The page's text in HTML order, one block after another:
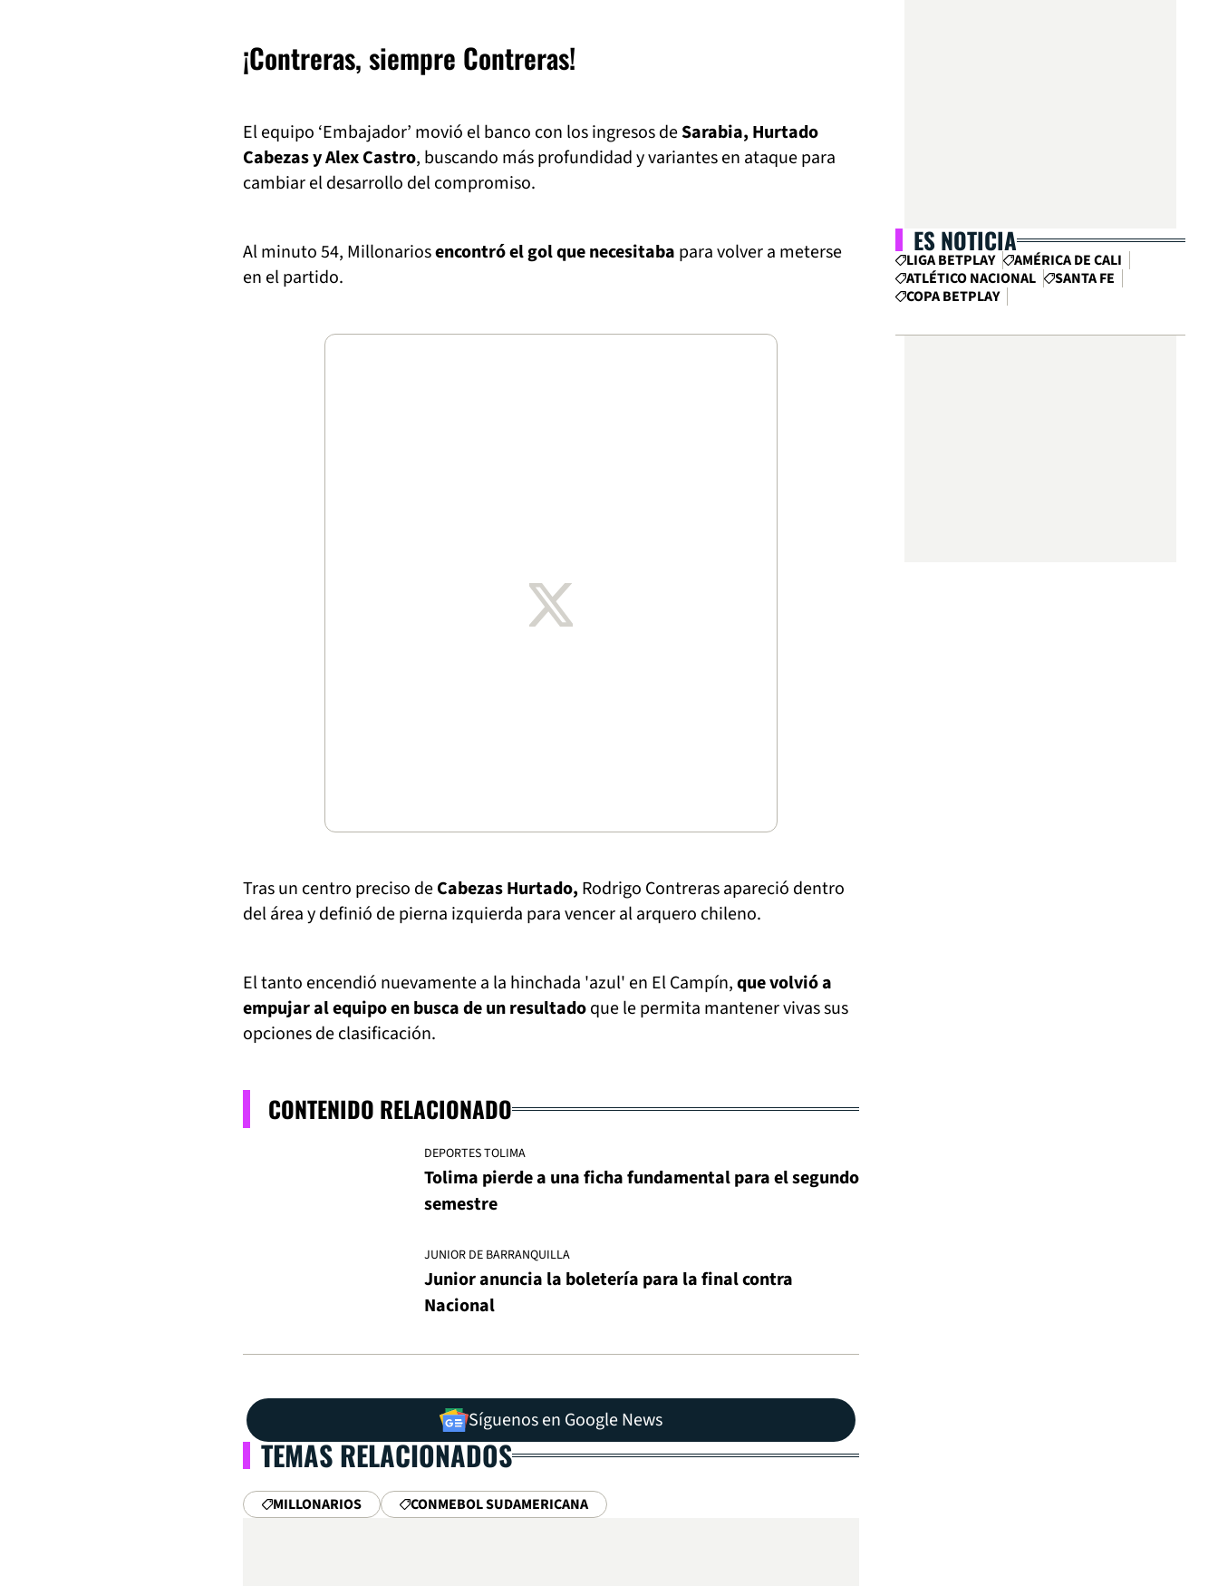
¡Contreras, siempre Contreras!
El equipo ‘Embajador’ movió el banco con los ingresos deSarabia, Hurtado
Cabezas y Alex Castro, buscando más profundidad y variantes en ataque para
cambiar el desarrollo del compromiso.
Al minuto 54, Millonariosencontró el gol que necesitaba para volver a meterse
en el partido.
Tras un centro preciso deCabezas Hurtado, Rodrigo Contreras apareció dentro
del área y definió de pierna izquierda para vencer al arquero chileno.
El tanto encendió nuevamente a la hinchada 'azul' en El Campín,que volvió a
empujar al equipo en busca de un resultadoque le permita mantener vivas sus
opciones de clasificación.
CONTENIDO RELACIONADO
DEPORTES TOLIMA
Tolima pierde a una ficha fundamental para el segundo
semestre
JUNIOR DE BARRANQUILLA
Junior anuncia la boletería para la final contra
Nacional
Síguenos en Google News
TEMAS RELACIONADOS
MILLONARIOS CONMEBOL SUDAMERICANA
ES NOTICIA
LIGA BETPLAY
AMÉRICA DE CALI
ATLÉTICO NACIONAL
SANTA FE
COPA BETPLAY